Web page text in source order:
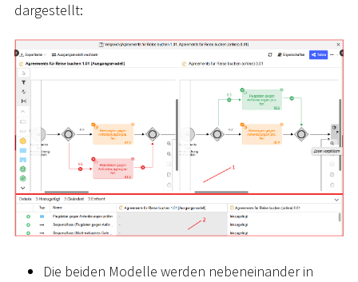
dargestellt:
Die beiden Modelle werden nebeneinander in